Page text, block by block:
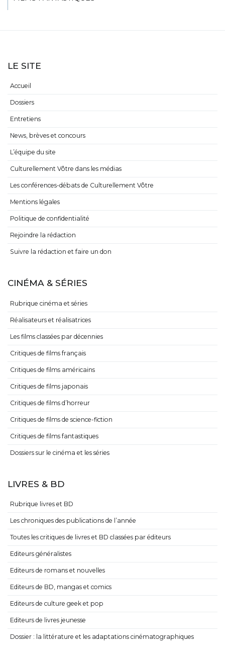
LE SITE
Accueil
Dossiers
Entretiens
News, brèves et concours
L’équipe du site
Culturellement Vôtre dans les médias
Les conférences-débats de Culturellement Vôtre
Mentions légales
Politique de confidentialité
Rejoindre la rédaction
Suivre la rédaction et faire un don
CINÉMA & SÉRIES
Rubrique cinéma et séries
Réalisateurs et réalisatrices
Les films classées par décennies
Critiques de films français
Critiques de films américains
Critiques de films japonais
Critiques de films d’horreur
Critiques de films de science-fiction
Critiques de films fantastiques
Dossiers sur le cinéma et les séries
LIVRES & BD
Rubrique livres et BD
Les chroniques des publications de l’année
Toutes les critiques de livres et BD classées par éditeurs
Editeurs généralistes
Editeurs de romans et nouvelles
Editeurs de BD, mangas et comics
Editeurs de culture geek et pop
Editeurs de livres jeunesse
Dossier : la littérature et les adaptations cinématographiques